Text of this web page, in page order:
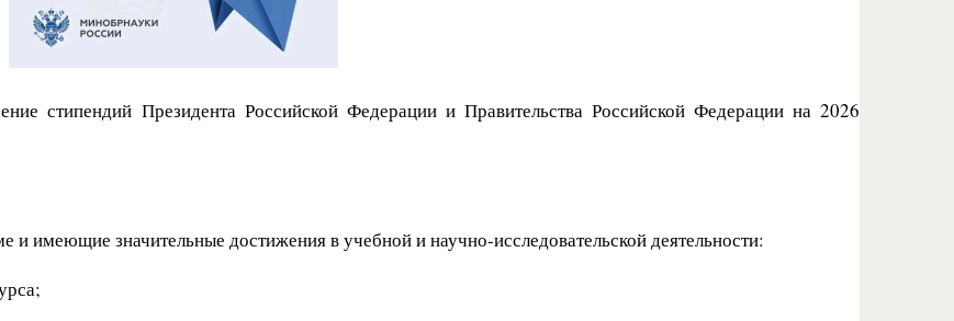
стипендий Президента Российской Федерации и Правительства Российской Федерации на 2026
имеющие значительные достижения в учебной и научно-исследовательской деятельности: